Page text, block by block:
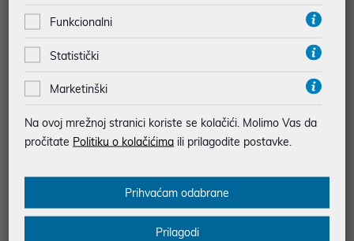
Haier Tundra Plus AS35TADHR
539,00 €
Energetski razred: A++
Električni romobil Xiaomi Electric
638,99 €
Funkcionalni
Statistički
Marketinški
Na ovoj mrežnoj stranici koriste se kolačići. Molimo Vas da
pročitate Politiku o kolačićima ili prilagodite postavke.
Prihvaćam odabrane
Prilagodi